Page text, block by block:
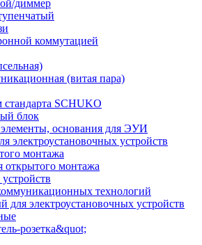
диммер
коммутацией
(витая пара)
стандарта SCHUKO
блок
основания для ЭУИ
электроустановочных устройств
монтажа
открытого монтажа
технологий
для электроустановочных устройств
розетка&quot;